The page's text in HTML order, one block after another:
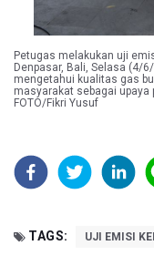
Petugas melakukan uji
Denpasar, Bali, Selasa (4/
mengetahui kualitas gas
masyarakat sebagai upaya
FOTO/Fikri Yusuf
TAGS: UJI EMISI